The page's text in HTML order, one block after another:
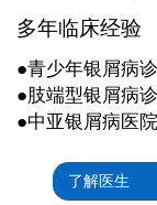
多年临床经验
●青少年银屑病
●肢端型银屑病
●中亚银屑病医
了解医生